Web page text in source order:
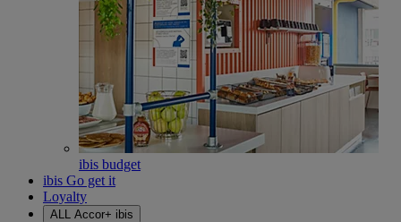
ibis budget
ibis Go get it
Loyalty
ALL Accor+ ibis